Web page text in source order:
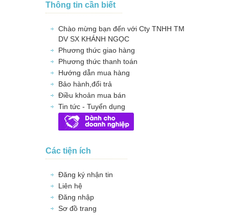
Thông tin cần biết
Chào mừng bạn đến với Cty TNHH TM
DV SX KHÁNH NGỌC
Phương thức giao hàng
Phương thức thanh toán
Hướng dẫn mua hàng
Bảo hành,đổi trả
Điều khoản mua bán
Tin tức - Tuyển dụng
Các tiện ích
Đăng ký nhận tin
Liên hệ
Đăng nhập
Sơ đồ trang